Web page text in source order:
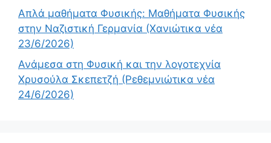
Απλά μαθήματα Φυσικής: Μαθήματα Φυσικής
στην Ναζιστική Γερμανία (Χανιώτικα νέα
23/6/2026)
Ανάμεσα στη Φυσική και την λογοτεχνία
Χρυσούλα Σκεπετζή (Ρεθεμνιώτικα νέα
24/6/2026)